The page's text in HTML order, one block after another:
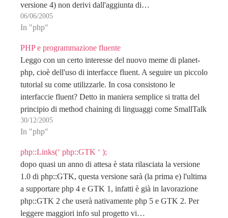
versione 4) non derivi dall'aggiunta di…
06/06/2005
In "php"
PHP e programmazione fluente
Leggo con un certo interesse del nuovo meme di planet-
php, cioè dell'uso di interfacce fluent. A seguire un piccolo
tutorial su come utilizzarle. In cosa consistono le
interfaccie fluent? Detto in maniera semplice si tratta del
principio di method chaining di linguaggi come SmallTalk
che comporta l'esecuzione metodi in cascata…
30/12/2005
In "php"
php::Links(‘ php::GTK ‘ );
dopo quasi un anno di attesa è stata rilasciata la versione
1.0 di php::GTK, questa versione sarà (la prima e) l'ultima
a supportare php 4 e GTK 1, infatti è già in lavorazione
php::GTK 2 che userà nativamente php 5 e GTK 2. Per
leggere maggiori info sul progetto vi…